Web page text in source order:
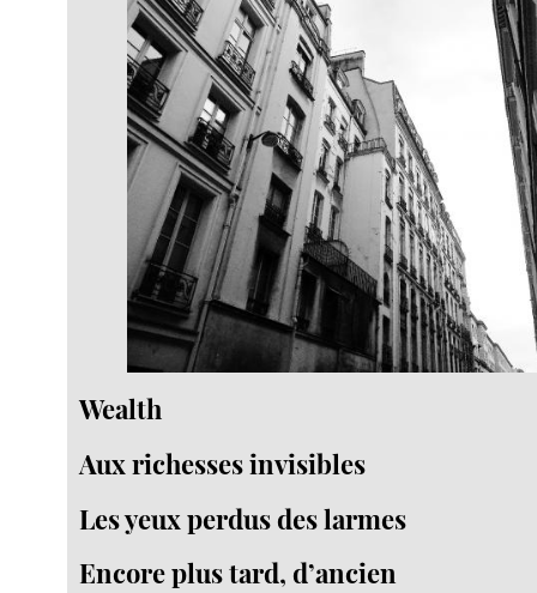
Wealth
Aux richesses invisibles
Les yeux perdus des larmes
Encore plus tard, d’ancien